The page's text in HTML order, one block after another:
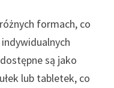
formach, co
są jako
lub tabletek, co